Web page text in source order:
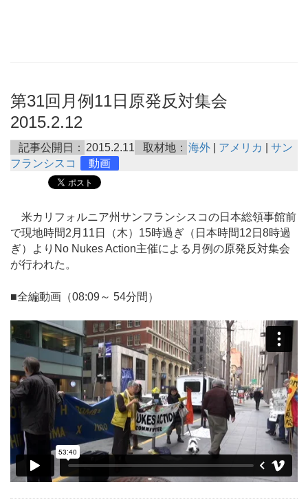
第31回月例11日原発反対集会
2015.2.12
記事公開日： 2015.2.11 取材地： 海外 アメリカ
サン
フランシスコ
動画
米カリフォルニア州サンフランシスコの日本総領事館前
で現地時間2月11日（木）15時過ぎ（日本時間12日8時過
ぎ）よりNo Nukes Action主催による月例の原発反対集会
が行われた。
■全編動画（08:09～ 54分間）